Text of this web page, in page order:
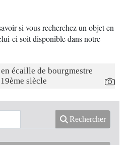
si vous recherchez un objet en
ci soit disponible dans notre
écaille de bourgmestre
siècle
Rechercher